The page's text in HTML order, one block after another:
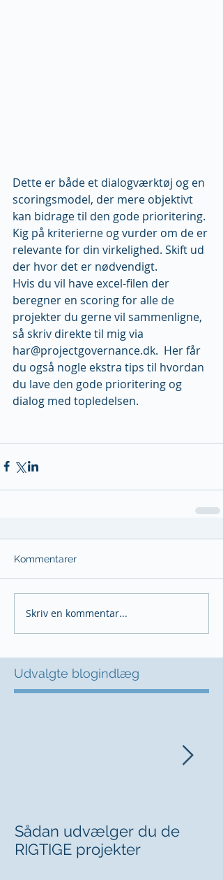
Dette er både et dialogværktøj og en
scoringsmodel, der mere objektivt
kan bidrage til den gode prioritering.
Kig på kriterierne og vurder om de er
relevante for din virkelighed. Skift ud
der hvor det er nødvendigt.
Hvis du vil have excel-filen der
beregner en scoring for alle de
projekter du gerne vil sammenligne,
så skriv direkte til mig via
har@projectgovernance.dk.  Her får
du også nogle ekstra tips til hvordan
du lave den gode prioritering og
dialog med topledelsen.
Kommentarer
Skriv en kommentar...
Udvalgte blogindlæg
Sådan udvælger du de
RIGTIGE projekter